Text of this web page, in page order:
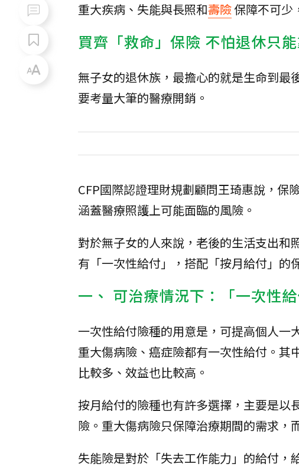
重大疾病、失能與長照和壽險保障不可少
買齊「救命」保險 不怕退休只
無子女的退休族，最擔心的就是生命到最
要考量大筆的醫療開銷。
CFP國際認證理財規劃顧問王琦惠說，保
涵蓋醫療照護上可能面臨的風險。
對於無子女的人來說，老後的生活支出和
有「一次性給付」，搭配「按月給付」的
一、 可治療情況下：「一次性
一次性給付險種的用意是，可提高個人一
重大傷病險、癌症險都有一次性給付。其
比較多、效益也比較高。
按月給付的險種也有許多選擇，主要是以
險。重大傷病險只保障治療期間的需求，
失能險是對於「失去工作能力」的給付，